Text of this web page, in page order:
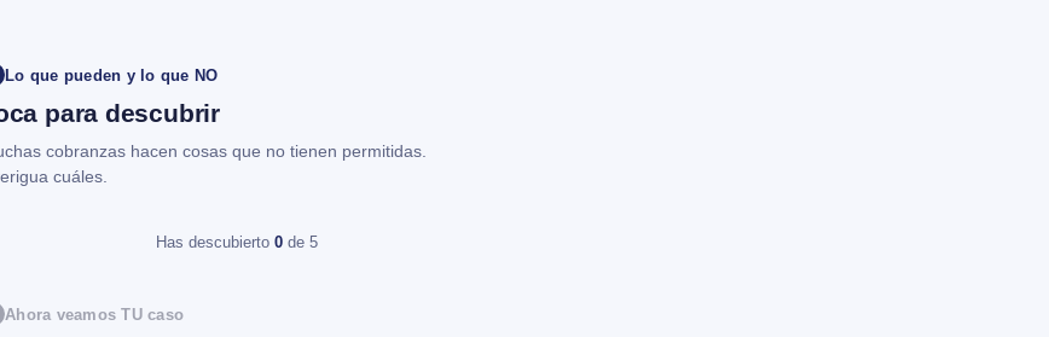
Lo que pueden y lo que NO
para descubrir
cobranzas hacen cosas que no tienen permitidas.
cuáles.
Has descubierto 0 de 5
Ahora veamos TU caso